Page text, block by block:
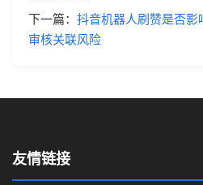
下一篇： 抖音机器人刷赞是否
审核关联风险
友情链接